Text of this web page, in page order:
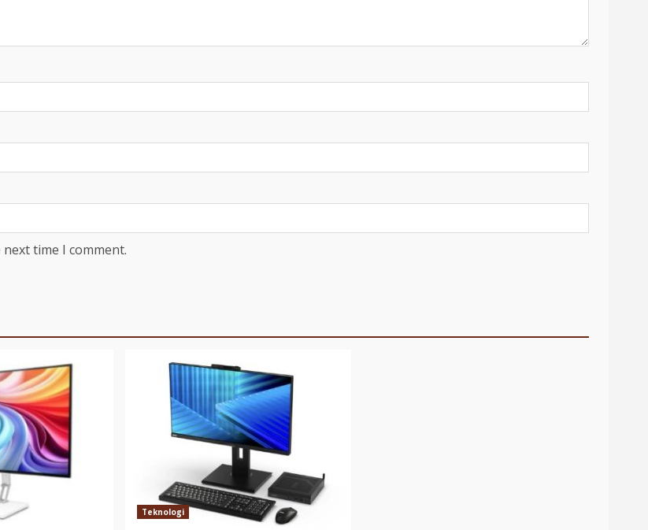
time I comment.
Teknologi